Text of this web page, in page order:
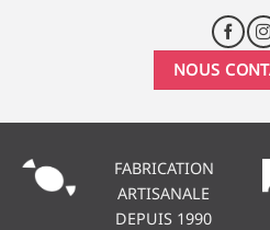
NOUS
FABRICATION
ARTISANALE
DEPUIS 1990